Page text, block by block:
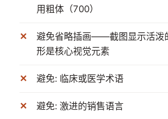
用粗体（700）
避免省略插画——截图显示活泼
形是核心视觉元素
避免: 临床或医学术语
避免: 激进的销售语言